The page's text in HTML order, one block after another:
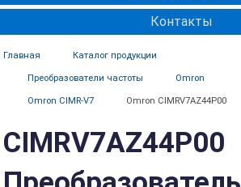
Контакты
Главная Каталог продукции
Преобразователи частоты Omron
Omron CIMR-V7 Omron CIMRV7AZ44P00
CIMRV7AZ44P00